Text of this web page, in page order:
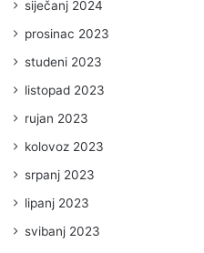
siječanj 2024
prosinac 2023
studeni 2023
listopad 2023
rujan 2023
kolovoz 2023
srpanj 2023
lipanj 2023
svibanj 2023